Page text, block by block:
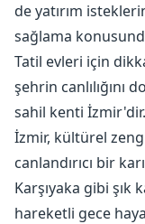
de yatırım
sağlama
Tatil evleri için
şehrin canlılığını
sahil kenti
İzmir, kültürel
canlandırıcı bir
Karşıyaka gibi
hareketli gece